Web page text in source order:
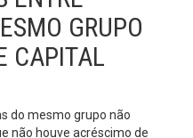
GRUPO
CAPITAL
do mesmo grupo não
não houve acréscimo de